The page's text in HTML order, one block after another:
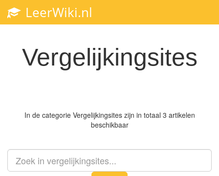
LeerWiki.nl
Vergelijkingsites
In de categorie Vergelijkingsiteszijn in totaal 3 artikelen
beschikbaar